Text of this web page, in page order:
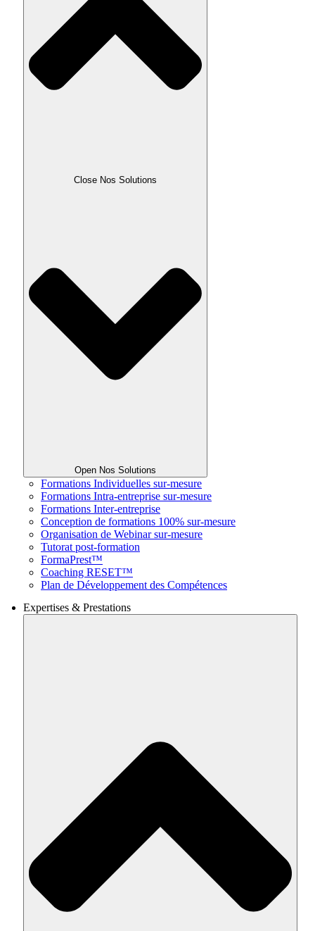
Close Nos Solutions
Open Nos Solutions
Formations Individuelles sur-mesure
Formations Intra-entreprise sur-mesure
Formations Inter-entreprise
Conception de formations 100% sur-mesure
Organisation de Webinar sur-mesure
Tutorat post-formation
FormaPrest™
Coaching RESET™
Plan de Développement des Compétences
Expertises & Prestations